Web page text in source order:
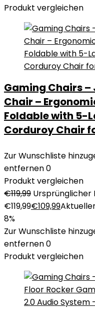
Produkt vergleichen
Gaming Chairs –
Chair –
Foldable with 5-
Corduroy Chair
Zur Wunschliste
entfernen0
Produkt vergleichen
€119,99 Ursprünglicher
€119,99€109,99
8%
Zur Wunschliste
entfernen0
Produkt vergleichen